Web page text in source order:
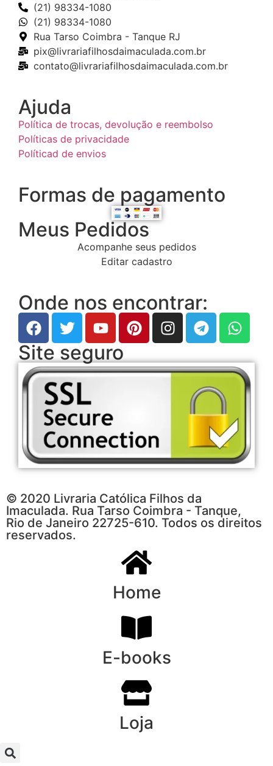
(21) 98334-1080
(21) 98334-1080
Rua Tarso Coimbra - Tanque RJ
pix@livrariafilhosdaimaculada.com.br
contato@livrariafilhosdaimaculada.com.br
Ajuda
Política de trocas, devolução e reembolso
Políticas de privacidade
Políticad de envios
Formas de pagamento
Meus Pedidos
Acompanhe seus pedidos
Editar cadastro
Onde nos encontrar:
Site seguro
© 2020 Livraria Católica Filhos da
Imaculada. Rua Tarso Coimbra - Tanque,
Rio de Janeiro 22725-610. Todos os direitos
reservados.
Home
E-books
Loja